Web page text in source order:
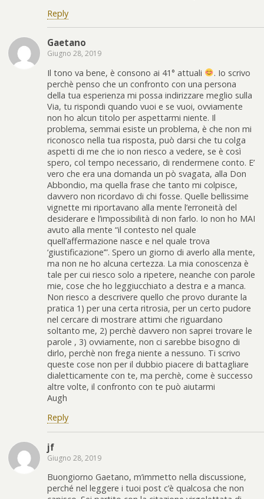
Reply
Gaetano
Giugno 28, 2019
Il tono va bene, è consono ai 41° attuali
. Io scrivo
perchè penso che un confronto con una persona
della tua esperienza mi possa indirizzare meglio sulla
Via, tu rispondi quando vuoi e se vuoi, ovviamente
non ho alcun titolo per aspettarmi niente. Il
problema, semmai esiste un problema, è che non mi
riconosco nella tua risposta, può darsi che tu colga
aspetti di me che io non riesco a vedere, se è così
spero, col tempo necessario, di rendermene conto. E’
vero che era una domanda un pò svagata, alla Don
Abbondio, ma quella frase che tanto mi colpisce,
davvero non ricordavo di chi fosse. Quelle bellissime
vignette mi riportavano alla mente l’erroneità del
desiderare e l’impossibilità di non farlo. Io non ho MAI
avuto alla mente “il contesto nel quale
quell’affermazione nasce e nel quale trova
‘giustificazione’”. Spero un giorno di averlo alla mente,
ma non ne ho alcuna certezza. La mia conoscenza è
tale per cui riesco solo a ripetere, neanche con parole
mie, cose che ho leggiucchiato a destra e a manca.
Non riesco a descrivere quello che provo durante la
pratica 1) per una certa ritrosia, per un certo pudore
nel cercare di mostrare attimi che riguardano
soltanto me, 2) perchè davvero non saprei trovare le
parole , 3) ovviamente, non ci sarebbe bisogno di
dirlo, perchè non frega niente a nessuno. Ti scrivo
queste cose non per il dubbio piacere di battagliare
dialetticamente con te, ma perchè, come è successo
altre volte, il confronto con te può aiutarmi
Augh
Reply
jf
Giugno 28, 2019
Buongiorno Gaetano, m’immetto nella discussione,
perché nel leggere i tuoi post c’è qualcosa che non